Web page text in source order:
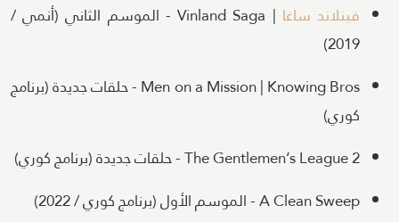
فينلاند ساغا
| Vinland Saga - الموسم الثاني (أنمي /
2019)
Men on a Mission | Knowing Bros - حلقات جديدة (برنامج
كوري)
The Gentlemen’s League 2 - حلقات جديدة (برنامج كوري)
A Clean Sweep - الموسم الأول (برنامج كوري / 2022)